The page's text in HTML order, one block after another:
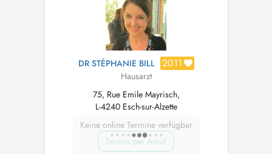
DR STÉPHANIE BILL 2011
Hausarzt
75, Rue Emile Mayrisch,
L-4240 Esch-sur-Alzette
Keine online Termine verfügbar
Termin per Anruf